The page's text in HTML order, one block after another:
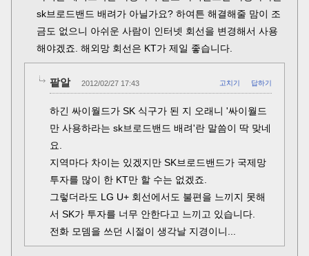
sk브로드밴드 배려가 아닐가요? 하여튼 해결해줄 맘이 조
금도 없으니 아쉬운 사람이 인터넷 회선을 변경해서 사용
해야겠죠. 해외망 회선은 KT가 제일 좋습니다.
팥알 2012/02/27 17:43 고치기 답하기
하긴 싸이월드가 SK 식구가 된 지 오래니 '싸이월드
만 사용하라는 sk브로드밴드 배려'란 말씀이 딱 맞네
요.
지역마다 차이는 있겠지만 SK브로드밴드가 국제망
투자를 많이 한 KT만 할 수는 없겠죠.
그렇더라도 LG U+ 회선에서도 불편을 느끼지 못해
서 SK가 투자를 너무 안한다고 느끼고 있습니다.
전화 모뎀을 쓰던 시절이 생각날 지경이니...